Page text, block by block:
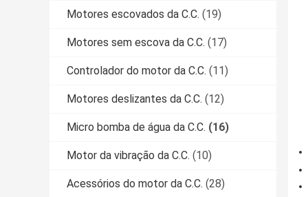
Motores escovados da C.C. (19)
Motores sem escova da C.C. (17)
Controlador do motor da C.C. (11)
Motores deslizantes da C.C. (12)
Micro bomba de água da C.C. (16)
Motor da vibração da C.C. (10)
Acessórios do motor da C.C. (28)